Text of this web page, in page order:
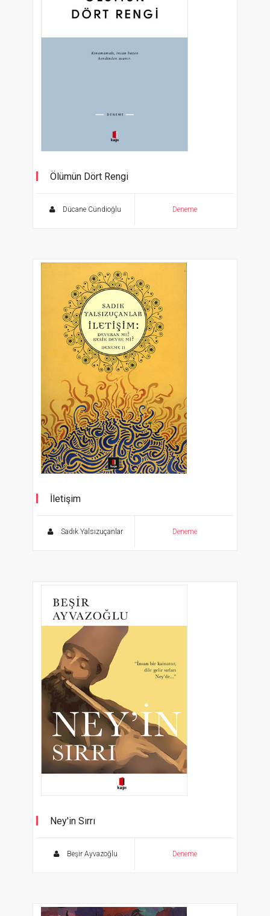
Ölümün Dört Rengi
Dücane Cündioğlu Deneme
İletişim
Sadık Yalsızuçanlar Deneme
Ney'in Sırrı
Beşir Ayvazoğlu Deneme